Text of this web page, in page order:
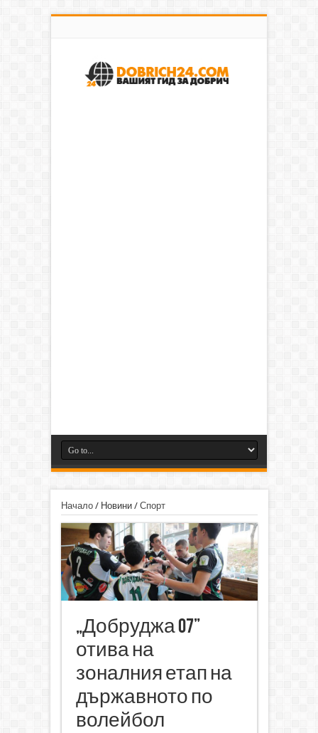
Начало/ Новини/ Спорт
„Добруджа 07”
отива на
зоналния етап на
държавното по
волейбол